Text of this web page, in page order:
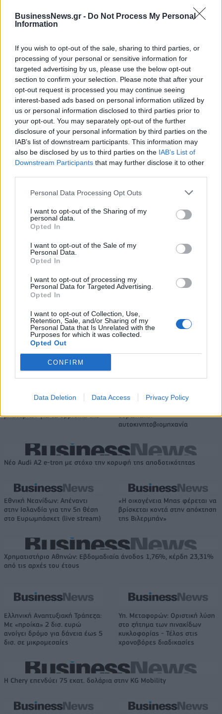
BusinessNews.gr - Do Not Process My Personal
Information
If you wish to opt-out of the sale, sharing to third parties, or
processing of your personal or sensitive information for
targeted advertising by us, please use the below opt-out
section to confirm your selection. Please note that after your
opt-out request is processed you may continue seeing
interest-based ads based on personal information utilized by
us or personal information disclosed to third parties prior to
your opt-out. You may separately opt-out of the further
disclosure of your personal information by third parties on the
IAB’s list of downstream participants. This information may
also be disclosed by us to third parties on the IAB’s List of
Downstream Participants that may further disclose it to other
Personal Data Processing Opt Outs
I want to opt-out of the Sharing of my
personal data.
Opted In
I want to opt-out of the Sale of my
Personal Data.
Opted In
I want to opt-out of processing my
Personal Data for Targeted Advertising.
Opted In
I want to opt-out of Collection, Use,
Retention, Sale, and/or Sharing of my
Personal Data that Is Unrelated with the
Purposes for which it was collected.
Opted Out
CONFIRM
Data Deletion Data Access Privacy Policy
Εθνική Παίδων: Κόντρα στη Γεωργία για την πρώτη νίκη στο
Ευρωμπάσκετ U16 (live stream)
Σκούμα: «Είμαστε ενωμένες και
προετοιμασμένες»
Στα 15 δισ. ευρώ ο στόχος για
«ακτινογραφία» της
κερδοφορίας των τραπεζών το
α΄ εξάμηνο
GW σε Πολωνία και Ουγγαρία
Fourlis: Συμφωνία για την
South Ring Mall έναντι 49,35
εκατ. ευρώ
ΣΚΑΪ: Ολοκληρώθηκε η θητεία
του Γρηγόρη Δημητριάδη - Ο
στη θέση του CEO
Media: Με ενίσχυση 8 εκατ. ευρώ σε 451 επιχειρήσεις ξεκίνησε το
πρόγραμμα στήριξης- Κάλυψη εισφορών ΕΔΟΕΑΠ
μπαταριών για τα υβριδικά της
ευρωπαϊκή
αυτοκινητοβιομηχανία
Νέο Audi A2 e-tron με στόχο την κορυφή της αποδοτικότητας
Εθνική Νεανίδων: Απέναντι
στην Ισλανδία για την 5η θέση
στο Ευρωμπάσκετ (live stream)
«Η οικογένεια Μπας φέρεται να
βρίσκεται κοντά στην απόκτηση
της Βιλερμπάν»
Χρηματιστήριο Αθηνών: Εβδομαδιαία άνοδος 1,76%, κέρδη 23,31%
από τις αρχές του έτους
Ελληνική Αναπτυξιακή Τράπεζα:
Με «προίκα» 2 δισ. ευρώ
ανοίγει δρόμο για δάνεια έως 5
δισ. σε μικρομεσαίες
Υπ. Μεταφορών: Οριστική λύση
στο ζήτημα των πινακίδων
κυκλοφορίας - Τέλος στις
χρονοβόρες διαδικασίες
Η Chery επενδύει 75 εκατ. δολάρια στην KG Mobility